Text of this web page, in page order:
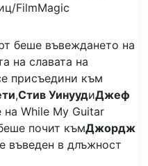
FilmMagic
беше въвеждането на
на славата на
присъедини към
,Стив УинуудиДжеф
на While My Guitar
почит къмДжордж
въведен в длъжност